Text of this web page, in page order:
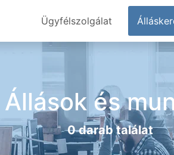
Ügyfélszolgálat
Állások és
0 darab találat